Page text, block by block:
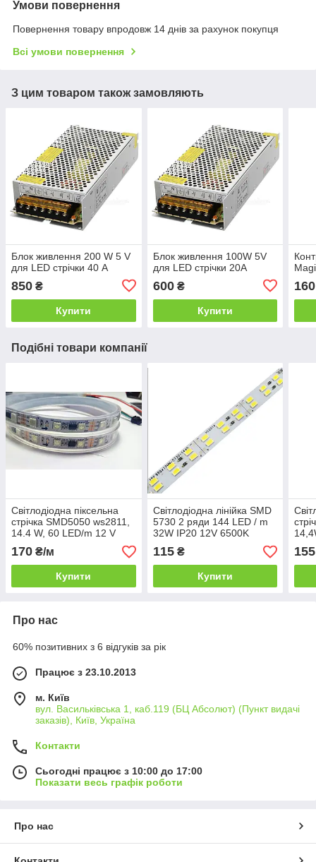
Умови повернення
Повернення товару впродовж 14 днів за рахунок покупця
Всі умови повернення
З цим товаром також замовляють
Блок живлення 200 W 5 V
для LED стрічки 40 А
850 ₴
Купити
Блок живлення 100W 5V
для LED стрічки 20А
600₴
Купити
160
Подібні товари компанії
Світлодіодна піксельна
стрічка SMD5050 ws2811,
14.4 W, 60 LED/m 12 V
170 ₴/м
Купити
Світлодіодна лінійка SMD
5730 2 ряди 144 LED / m
32W IP20 12V 6500K
115₴
Купити
155
Про нас
60% позитивних з 6 відгуків за рік
Працює з 23.10.2013
м. Київ
вул. Васильківська 1, каб.119 (БЦ Абсолют) (Пункт видачі
заказів), Київ, Україна
Контакти
Сьогодні працює з 10:00 до 17:00
Показати весь графік роботи
Про нас